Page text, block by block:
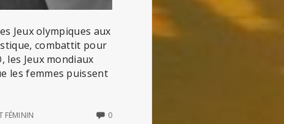
Jeux olympiques aux
combattit pour
les Jeux mondiaux
les femmes puissent
FÉMININ 0NO